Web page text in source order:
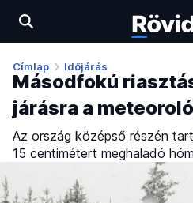
Címlap Időjárás
Másodfokú
járásra a
Az ország középső részén
15 centimétert meghaladó